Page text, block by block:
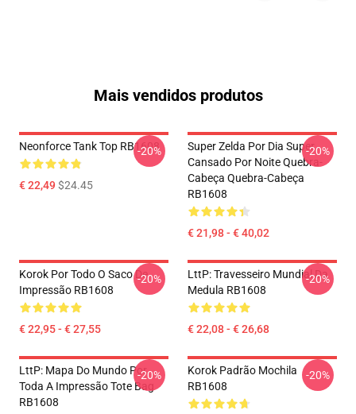
Mais vendidos produtos
Neonforce Tank Top RB1608
€ 22,49$24.45
-20%
Super Zelda Por Dia Super
Cansado Por Noite Quebra-
Cabeça Quebra-Cabeça
RB1608
€ 21,98 - € 40,02
-20%
Korok Por Todo O Saco De
Impressão RB1608
€ 22,95 - € 27,55
-20%
LttP: Travesseiro Mundial Da
Medula RB1608
€ 22,08 - € 26,68
-20%
LttP: Mapa Do Mundo Por
Toda A Impressão Tote Bag
RB1608
-20%
Korok Padrão Mochila
RB1608
-20%